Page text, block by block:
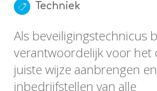
Techniek
Als beveiligingstechnicus
verantwoordelijk voor het
juiste wijze aanbrengen en
inbedrijfstellen van alle